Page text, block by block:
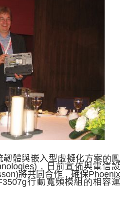
韌體與嵌入型虛擬化方案的鳳
， 日前宣佈與電信設
將共同合作 ，確保Phoenix
3507g行動寬頻模組 的相容運